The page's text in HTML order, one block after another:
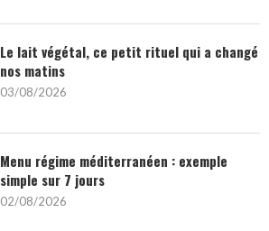
Le lait végétal, ce petit rituel qui a changé
nos matins
03/08/2026
Menu régime méditerranéen : exemple
simple sur 7 jours
02/08/2026